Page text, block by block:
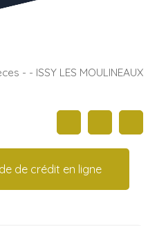
- - ISSY LES MOULINEAUX
de crédit en ligne